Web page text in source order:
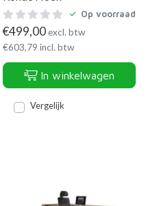
Op voorraad
€499,00excl. btw
€603,79 incl. btw
In winkelwagen
Vergelijk